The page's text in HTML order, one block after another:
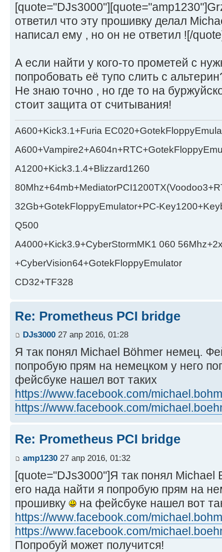
ответил что эту прошивку делал
написал ему , но он не ответил ![/
А если найти у кого-то прометей с
попробовать её тупо слить с
Не знаю точно , но где то на
стоит защита от считывания!
A600+Kick3.1+Furia
A1200+Kick3.1.4+Blizzard1260
32Gb+GotekFloppyEmulator+PC-
Q500
A4000+Kick3.9+CyberStormMK1 060
+CyberVision64+GotekFloppyEmulator
CD32+TF328
Re: Prometheus PCI bridge
DJs3000 27 апр 2016, 01:28
Я так понял Michael Böhmer немец.
попробую прям на немецком у него
фейсбуке нашел вот таких
https://www.facebook.com/
https://www.facebook.com/
Re: Prometheus PCI bridge
amp1230 27 апр 2016, 01:32
[quote="DJs3000"]Я так понял Michael
его нада найти я попробую прям на
прошивку
на фейсбуке нашел вот
https://www.facebook.com/
https://www.facebook.com/
Попробуй может получится!